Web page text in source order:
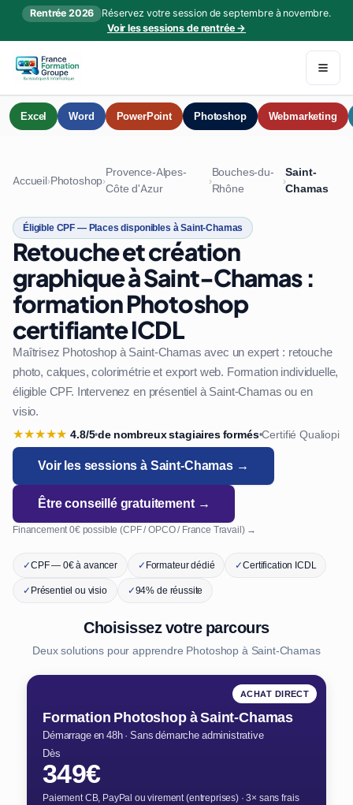
Rentrée 2026
Réservez votre session de septembre à novembre.
Voir les sessions de rentrée →
Excel Word PowerPoint Photoshop Webmarketing
Accueil›Photoshop›
Provence-Alpes-
Côte d'Azur
›
Bouches-du-
Rhône
›
Saint-
Chamas
Éligible CPF — Places disponibles à Saint-Chamas
Retouche et création
graphique à Saint-Chamas :
formation Photoshop
certifiante ICDL
Maîtrisez Photoshop à Saint-Chamas avec un expert : retouche
photo, calques, colorimétrie et export web. Formation individuelle,
éligible CPF. Intervenez en présentiel à Saint-Chamas ou en
visio.
★★★★★ 4.8/5•de nombreux stagiaires formés•Certifié Qualiopi
Voir les sessions à Saint-Chamas →
Être conseillé gratuitement →
Financement 0€ possible (CPF / OPCO / France Travail) →
✓CPF — 0€ à avancer ✓Formateur dédié ✓Certification ICDL
✓Présentiel ou visio ✓94% de réussite
Choisissez votre parcours
Deux solutions pour apprendre Photoshop à Saint-Chamas
ACHAT DIRECT
Formation Photoshop à Saint-Chamas
Démarrage en 48h · Sans démarche administrative
Dès
349€
Paiement CB, PayPal ou virement (entreprises) · 3× sans frais